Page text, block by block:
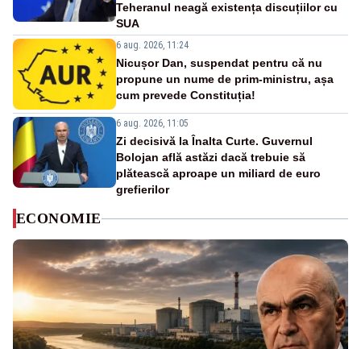
Teheranul neagă existența discuțiilor cu
SUA
6 aug. 2026, 11:24
Nicușor Dan, suspendat pentru că nu
propune un nume de prim-ministru, așa
cum prevede Constituția!
6 aug. 2026, 11:05
Zi decisivă la Înalta Curte. Guvernul
Bolojan află astăzi dacă trebuie să
plătească aproape un miliard de euro
grefierilor
ECONOMIE